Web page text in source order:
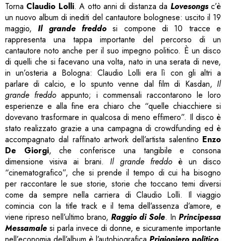
Torna Claudio Lolli. A otto anni di distanza da Lovesongsc’è
un nuovo album di inediti del cantautore bolognese: uscito il 19
maggio,Il grande freddo si compone di 10 tracce e
rappresenta una tappa importante del percorso di un
cantautore noto anche per il suo impegno politico. È un disco
di quelli che si facevano una volta, nato in una serata di neve,
in un’osteria a Bologna: Claudio Lolli era lì con gli altri a
parlare di calcio, e lo spunto venne dal film di Kasdan, Il
grande freddoappunto; i commensali raccontarono le loro
esperienze e alla fine era chiaro che “quelle chiacchiere si
dovevano trasformare in qualcosa di meno effimero”. Il disco è
stato realizzato grazie a una campagna di crowdfunding ed è
accompagnato dal raffinato artwork dell’artista salentino Enzo
De Giorgi, che conferisce una tangibile e consona
dimensione visiva ai brani. Il grande freddoè un disco
“cinematografico”, che si prende il tempo di cui ha bisogno
per raccontare le sue storie, storie che toccano temi diversi
come da sempre nella carriera di Claudio Lolli. Il viaggio
comincia con la title track e il tema dell’assenza d’amore, e
viene ripreso nell’ultimo brano, Raggio di Sole. In Principessa
Messamale si parla invece di donne, e sicuramente importante